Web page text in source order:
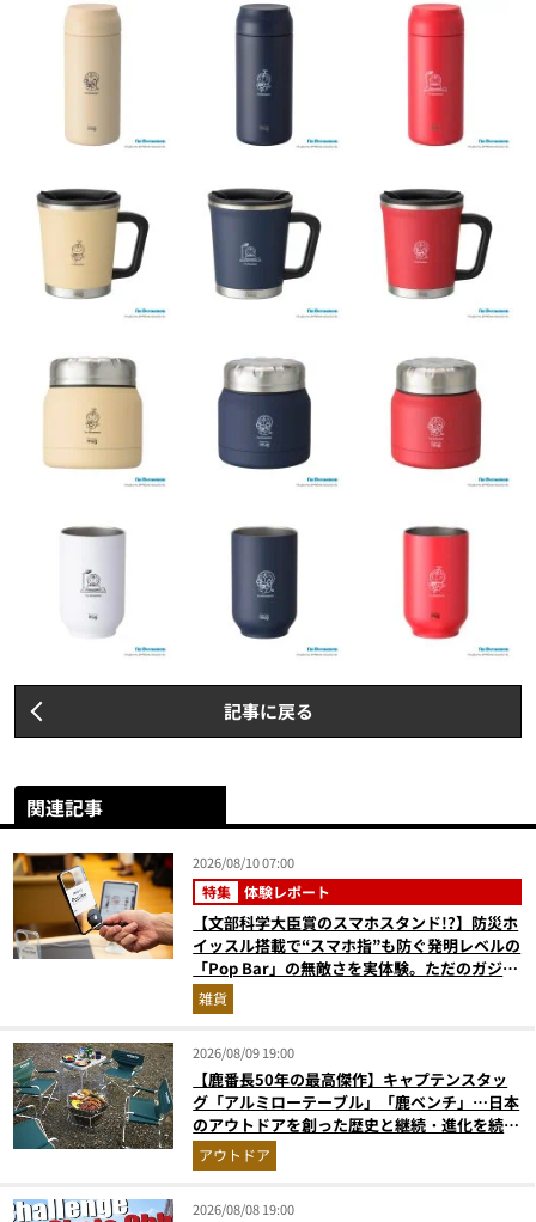
記事に戻る
関連記事
2026/08/10 07:00
特集 体験レポート
【文部科学大臣賞のスマホスタンド!?】防災ホ
イッスル搭載で“スマホ指”も防ぐ発明レベルの
「Pop Bar」の無敵さを実体験。ただのガジェ
ットじゃない！
雑貨
2026/08/09 19:00
【鹿番長50年の最高傑作】キャプテンスタッ
グ「アルミローテーブル」「鹿ベンチ」…日本
のアウトドアを創った歴史と継続・進化を続け
る定番神ギア11選
アウトドア
2026/08/08 19:00